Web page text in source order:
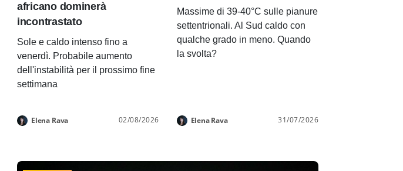
africano dominerà
incontrastato
Sole e caldo intenso fino a
venerdì. Probabile aumento
dell'instabilità per il prossimo fine
settimana
Elena Rava 02/08/2026
Massime di 39-40°C sulle pianure
settentrionali. Al Sud caldo con
qualche grado in meno. Quando
la svolta?
Elena Rava 31/07/2026